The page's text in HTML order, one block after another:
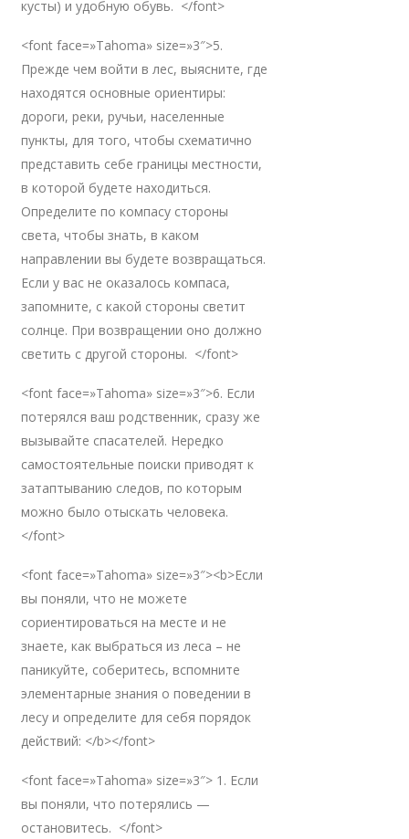
кусты) и удобную обувь. </font>
<font face=»Tahoma» size=»3″>5.
Прежде чем войти в лес, выясните, где
находятся основные ориентиры:
дороги, реки, ручьи, населенные
пункты, для того, чтобы схематично
представить себе границы местности,
в которой будете находиться.
Определите по компасу стороны
света, чтобы знать, в каком
направлении вы будете возвращаться.
Если у вас не оказалось компаса,
запомните, с какой стороны светит
солнце. При возвращении оно должно
светить с другой стороны. </font>
<font face=»Tahoma» size=»3″>6. Если
потерялся ваш родственник, сразу же
вызывайте спасателей. Нередко
самостоятельные поиски приводят к
затаптыванию следов, по которым
можно было отыскать человека.
</font>
<font face=»Tahoma» size=»3″><b>Если
вы поняли, что не можете
сориентироваться на месте и не
знаете, как выбраться из леса – не
паникуйте, соберитесь, вспомните
элементарные знания о поведении в
лесу и определите для себя порядок
действий: </b></font>
<font face=»Tahoma» size=»3″> 1. Если
вы поняли, что потерялись —
остановитесь. </font>